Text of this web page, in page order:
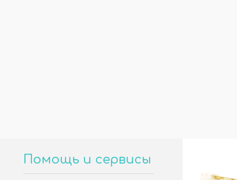
Помощь и сервисы